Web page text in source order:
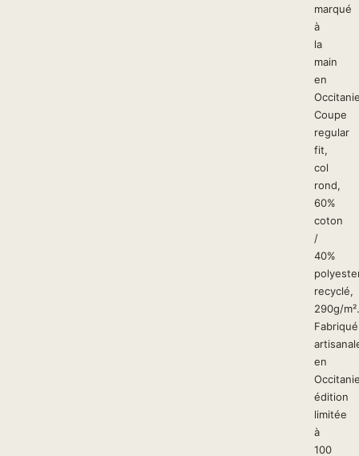
marqué
à
la
main
en
Coupe
regular
fit,
col
rond,
60%
coton
/
40%
recyclé,
290g/m².
Fabriqué
en
édition
limitée
à
100